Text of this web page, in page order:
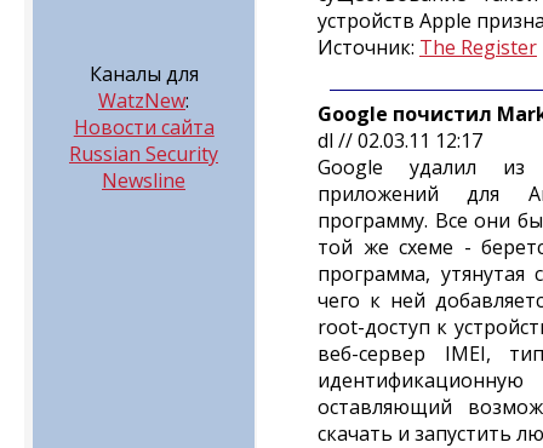
Каналы для
WatzNew:
Новости сайта
Russian Security
Newsline
устройств Apple
Источник: The Register
Google почистил
dl // 02.03.11 12:17
Google удалил из
приложений для
программу. Все они
той же схеме -
программа, утянутая
чего к ней
root-доступ к
веб-сервер IMEI,
оставляющий
скачать и запустить